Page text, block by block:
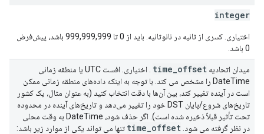
integer
اختیاری. کسری از ثانیه در نانوثانیه. باید از 0 تا 999,999,999 باشد، پیش‌فرض
0 باشد.
میدان اتحادیه time offset
. اختیاری. افست UTC یا منطقه زمانی
DateTime را مشخص می کند. با توجه به اینکه داده‌های منطقه زمانی ممکن
است در آینده تغییر کند، بین آن‌ها با دقت انتخاب کنید (به عنوان مثال، یک کشور
تاریخ‌های شروع/پایان DST خود را تغییر می‌دهد و تاریخ‌های آینده در محدوده
تحت تأثیر قبلاً ذخیره شده است). اگر حذف شود، DateTime به وقت محلی
در نظر گرفته می شود.
time offset تنها می تواند یکی از موارد زیر باشد: